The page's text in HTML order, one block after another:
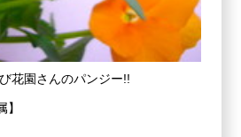
花園さんのパンジー!!